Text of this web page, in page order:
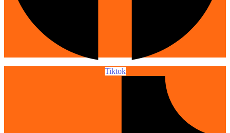
Tiktok